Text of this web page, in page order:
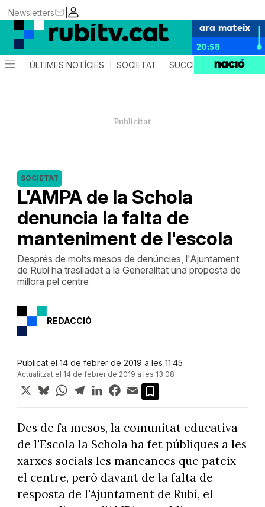
|
Newsletters
ara mateix
20:58
ÚLTIMES NOTÍCIES SOCIETAT SUCCESSOS
L'AMPA de la Schola
denuncia la falta de
manteniment de l'escola
SOCIETAT
Després de molts mesos de denúncies, l'Ajuntament
de Rubí ha traslladat a la Generalitat una proposta de
millora pel centre
REDACCIÓ
Publicat el 14 de febrer de 2019 a les 11:45
Actualitzat el 14 de febrer de 2019 a les 13:08
X BlueskyWhatsApp
TelegramLinkedInFacebook
Email
Des de fa mesos, la comunitat educativa
de l'Escola la Schola ha fet públiques a les
xarxes socials les mancances que pateix
el centre, però davant de la falta de
resposta de l'Ajuntament de Rubí, el